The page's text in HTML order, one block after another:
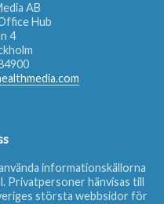
AB
Hub
4
informationskällorna
Privatpersoner hänvisas till
största webbsidor för